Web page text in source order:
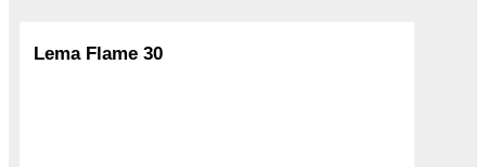
Lema Flame 30